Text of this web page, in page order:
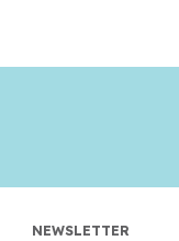
NEWSLETTER